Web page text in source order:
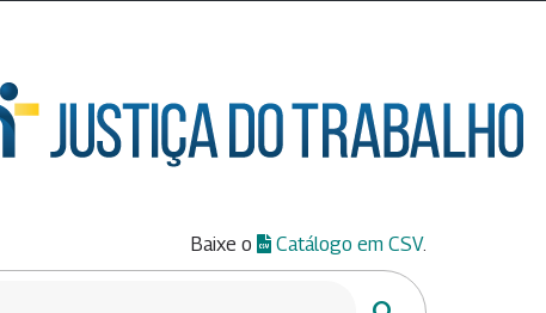
Baixe o Catálogo em CSV.
Buscar